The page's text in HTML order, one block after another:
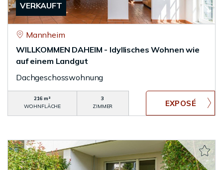
VERKAUFT
Mannheim
WILLKOMMEN DAHEIM - Idyllisches Wohnen wie
auf einem Landgut
Dachgeschosswohnung
216 m²
WOHNFLÄCHE
3
ZIMMER